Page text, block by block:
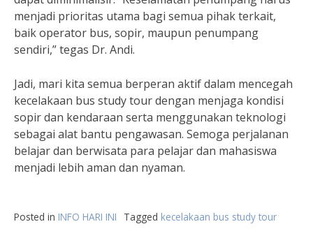
menjadi prioritas utama bagi semua pihak terkait,
baik operator bus, sopir, maupun penumpang
sendiri,” tegas Dr. Andi.
Jadi, mari kita semua berperan aktif dalam mencegah
kecelakaan bus study tour dengan menjaga kondisi
sopir dan kendaraan serta menggunakan teknologi
sebagai alat bantu pengawasan. Semoga perjalanan
belajar dan berwisata para pelajar dan mahasiswa
menjadi lebih aman dan nyaman.
Posted in INFO HARI INI Tagged kecelakaan bus study tour